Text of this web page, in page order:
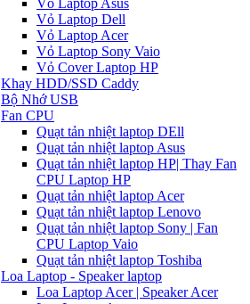
Vỏ Laptop Asus
Vỏ Laptop Dell
Vỏ Laptop Acer
Vỏ Laptop Sony Vaio
Vỏ Cover Laptop HP
Khay HDD/SSD Caddy
Bộ Nhớ USB
Fan CPU
Quạt tản nhiệt laptop DEll
Quạt tản nhiệt laptop Asus
Quạt tản nhiệt laptop HP| Thay Fan
CPU Laptop HP
Quạt tản nhiệt laptop Acer
Quạt tản nhiệt laptop Lenovo
Quạt tản nhiệt laptop Sony | Fan
CPU Laptop Vaio
Quạt tản nhiệt laptop Toshiba
Loa Laptop - Speaker laptop
Loa Laptop Acer | Speaker Acer